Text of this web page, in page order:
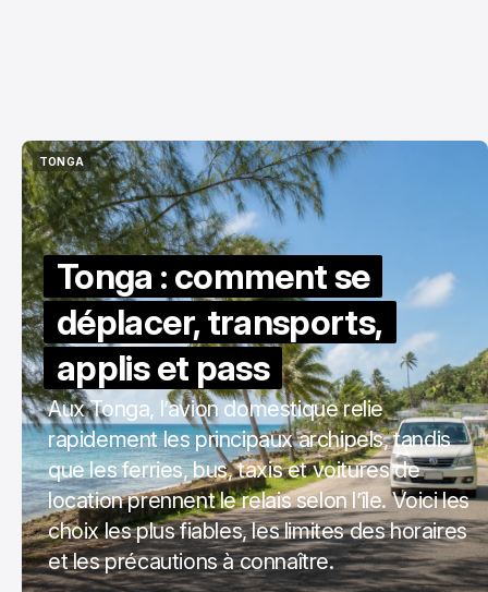
TONGA
TONGA
Tonga : comment se
déplacer, transports,
applis et pass
Aux Tonga, l’avion domestique relie
rapidement les principaux archipels, tandis
que les ferries, bus, taxis et voitures de
location prennent le relais selon l’île. Voici les
choix les plus fiables, les limites des horaires
et les précautions à connaître.